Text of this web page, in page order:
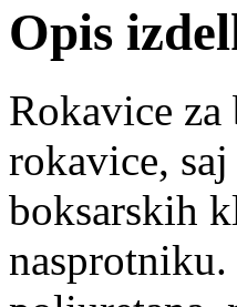
Opis
Rokavice
rokavice,
boksarskih